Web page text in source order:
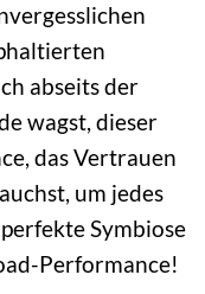
abseits der
wagst, dieser
das Vertrauen
um jedes
Symbiose
Performance!